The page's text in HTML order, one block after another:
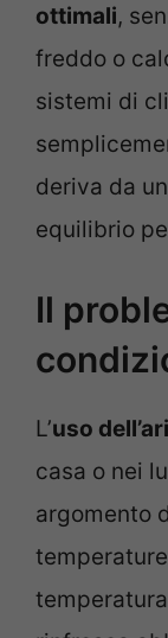
ottimali,
freddo o
sistemi di
deriva da
equilibrio
Il
L’uso
casa o nei
argomento